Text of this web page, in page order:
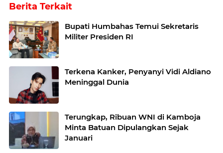
Berita Terkait
Bupati Humbahas Temui Sekretaris
Militer Presiden RI
Terkena Kanker, Penyanyi Vidi Aldiano
Meninggal Dunia
Terungkap, Ribuan WNI di Kamboja
Minta Batuan Dipulangkan Sejak
Januari